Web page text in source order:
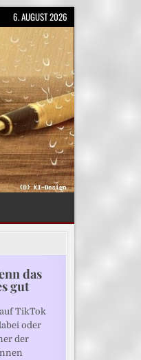
6. AUGUST 2026
das
gut
TikTok
oder
der